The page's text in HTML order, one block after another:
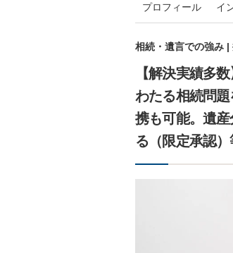
プロフィール イ
相続・遺言での強み
【解決実績多
わたる相続問
携も可能。遺
る（限定承認